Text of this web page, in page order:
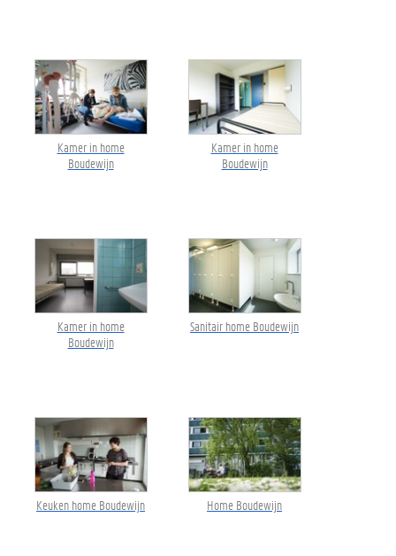
Kamer in home
Boudewijn
Kamer in home
Boudewijn
Kamer in home
Boudewijn
Sanitair home Boudewijn
Keuken home Boudewijn Home Boudewijn